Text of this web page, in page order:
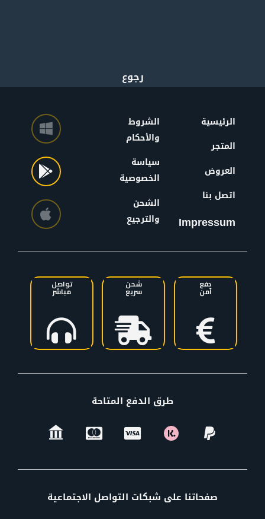
الرئيسية
المتجر
العروض
اتصل بنا
Impressum
الشروط
والأحكام
سياسة
الخصوصية
الشحن
والترجيع
دفع
آمن
شحن
سريع
تواصل
مباشر
طرق الدفع المتاحة
صفحاتنا على شبكات التواصل الاجتماعية